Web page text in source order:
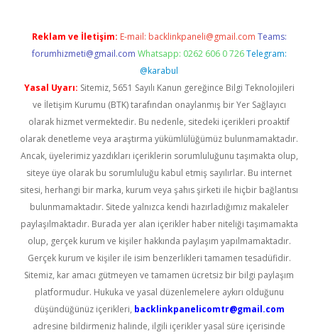
Reklam ve İletişim: E-mail: backlinkpaneli@gmail.com Teams:
forumhizmeti@gmail.com Whatsapp: 0262 606 0 726 Telegram:
@karabul
Yasal Uyarı: Sitemiz, 5651 Sayılı Kanun gereğince Bilgi Teknolojileri
ve İletişim Kurumu (BTK) tarafından onaylanmış bir Yer Sağlayıcı
olarak hizmet vermektedir. Bu nedenle, sitedeki içerikleri proaktif
olarak denetleme veya araştırma yükümlülüğümüz bulunmamaktadır.
Ancak, üyelerimiz yazdıkları içeriklerin sorumluluğunu taşımakta olup,
siteye üye olarak bu sorumluluğu kabul etmiş sayılırlar. Bu internet
sitesi, herhangi bir marka, kurum veya şahıs şirketi ile hiçbir bağlantısı
bulunmamaktadır. Sitede yalnızca kendi hazırladığımız makaleler
paylaşılmaktadır. Burada yer alan içerikler haber niteliği taşımamakta
olup, gerçek kurum ve kişiler hakkında paylaşım yapılmamaktadır.
Gerçek kurum ve kişiler ile isim benzerlikleri tamamen tesadüfidir.
Sitemiz, kar amacı gütmeyen ve tamamen ücretsiz bir bilgi paylaşım
platformudur. Hukuka ve yasal düzenlemelere aykırı olduğunu
düşündüğünüz içerikleri, backlinkpanelicomtr@gmail.com
adresine bildirmeniz halinde, ilgili içerikler yasal süre içerisinde